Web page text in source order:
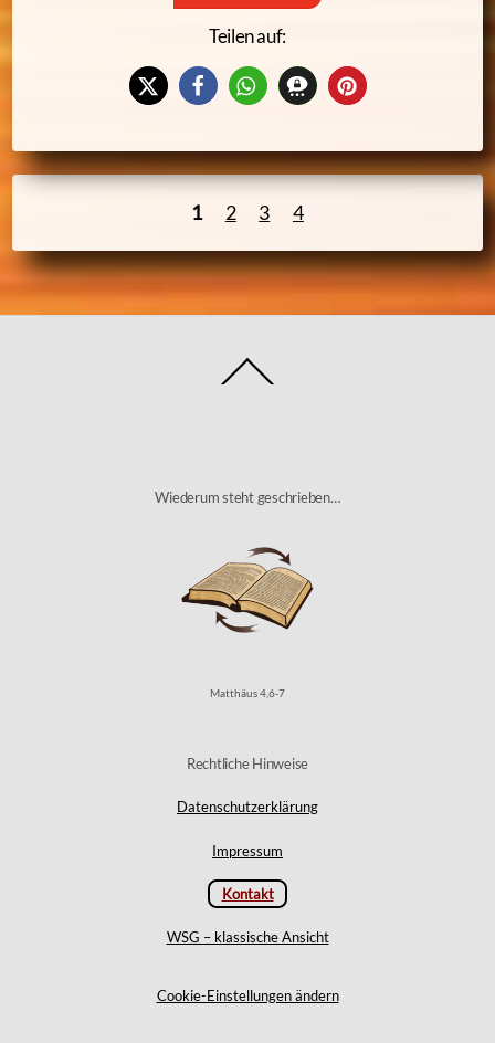
Teilen auf:
1 2 3 4
To
Wiederum steht geschrieben…
Matthäus 4,6-7
Rechtliche Hinweise
Datenschutzerklärung
Impressum
Kontakt
WSG – klassische Ansicht
Cookie-Einstellungen ändern